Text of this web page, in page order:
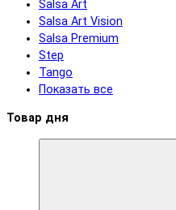
Salsa Art
Salsa Art Vision
Salsa Premium
Step
Tango
Показать все
Товар дня